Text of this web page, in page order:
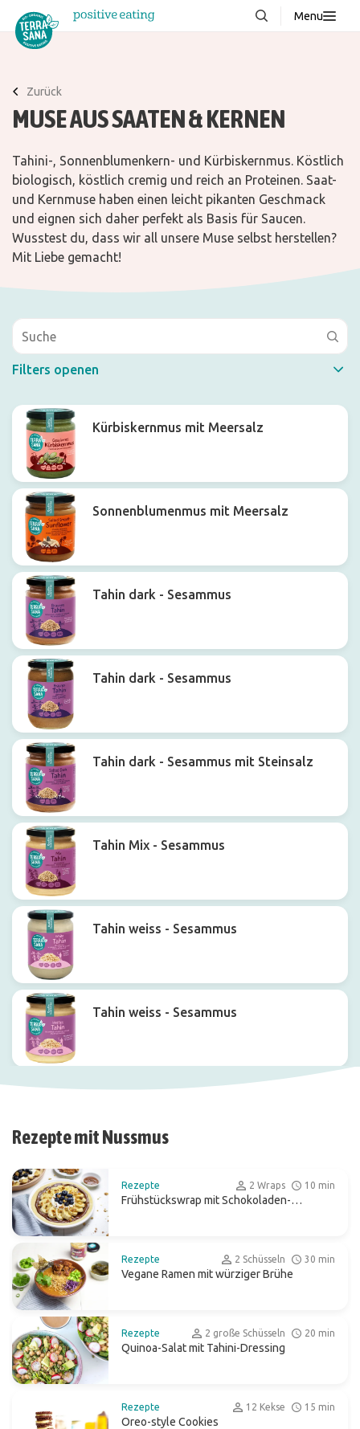
Menu
Über uns
Wissenswertes
Kontakt
Downloads
Produkte
Rezepte
Zurück
MUSE AUS SAATEN & KERNEN
Tahini-, Sonnenblumenkern- und Kürbiskernmus. Köstlich
biologisch, köstlich cremig und reich an Proteinen. Saat-
und Kernmuse haben einen leicht pikanten Geschmack
und eignen sich daher perfekt als Basis für Saucen.
Wusstest du, dass wir all unsere Muse selbst herstellen?
Mit Liebe gemacht!
Filters openen
Kürbiskernmus mit Meersalz
Sonnenblumenmus mit Meersalz
Tahin dark - Sesammus
Tahin dark - Sesammus
Tahin dark - Sesammus mit Steinsalz
Tahin Mix - Sesammus
Tahin weiss - Sesammus
Tahin weiss - Sesammus
Rezepte mit Nussmus
Rezepte 2 Wraps 10 min
Frühstückswrap mit Schokoladen-
Rezepte 2 Schüsseln 30 min
Vegane Ramen mit würziger Brühe
Rezepte 2 große Schüsseln 20 min
Quinoa-Salat mit Tahini-Dressing
Rezepte 12 Kekse 15 min
Oreo-style Cookies